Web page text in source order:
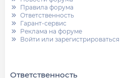
Правила форума
Ответственность
Гарант-сервис
Реклама на форуме
Войти или зарегистрироваться
Ответственность